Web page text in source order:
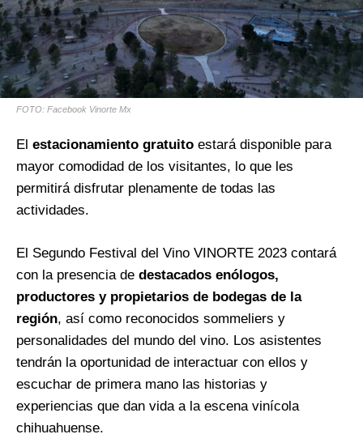
FOTO: Facebook Vinorte Mx
El estacionamiento gratuito estará disponible para
mayor comodidad de los visitantes, lo que les
permitirá disfrutar plenamente de todas las
actividades.
El Segundo Festival del Vino VINORTE 2023 contará
con la presencia de destacados enólogos,
productores y propietarios de bodegas de la
región, así como reconocidos sommeliers y
personalidades del mundo del vino. Los asistentes
tendrán la oportunidad de interactuar con ellos y
escuchar de primera mano las historias y
experiencias que dan vida a la escena vinícola
chihuahuense.